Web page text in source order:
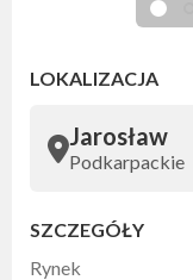
LOKALIZACJA
Jarosław
Podkarpackie
SZCZEGÓŁY
Rynek